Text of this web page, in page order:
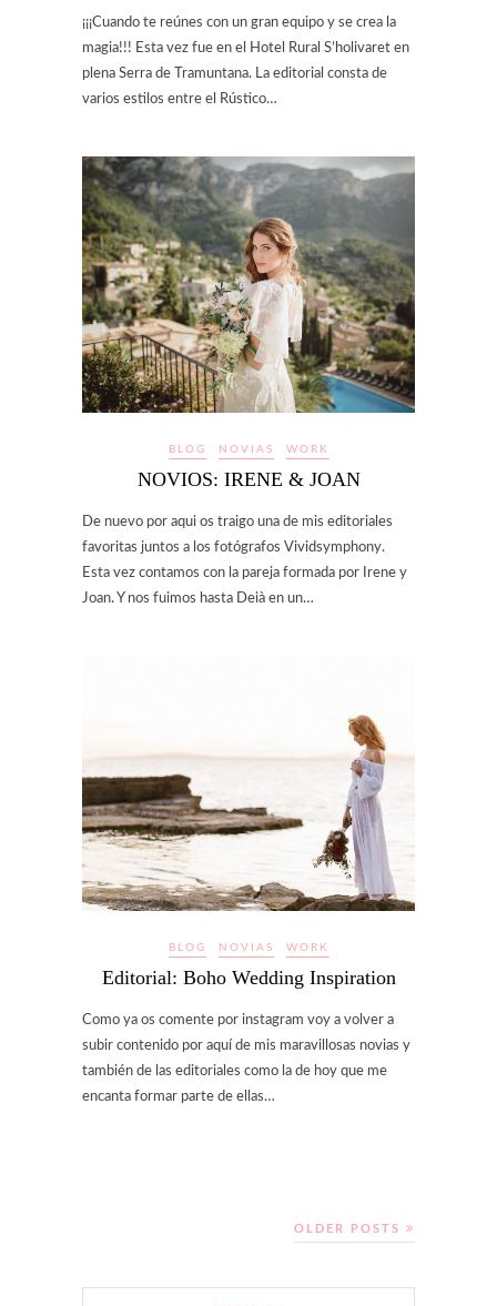
¡¡¡Cuando te reúnes con un gran equipo y se crea la
magia!!! Esta vez fue en el Hotel Rural S’holivaret en
plena Serra de Tramuntana. La editorial consta de
varios estilos entre el Rústico…
BLOG NOVIAS WORK
NOVIOS: IRENE & JOAN
De nuevo por aqui os traigo una de mis editoriales
favoritas juntos a los fotógrafos Vividsymphony.
Esta vez contamos con la pareja formada por Irene y
Joan. Y nos fuimos hasta Deià en un…
BLOG NOVIAS WORK
Editorial: Boho Wedding Inspiration
Como ya os comente por instagram voy a volver a
subir contenido por aquí de mis maravillosas novias y
también de las editoriales como la de hoy que me
encanta formar parte de ellas…
OLDER POSTS